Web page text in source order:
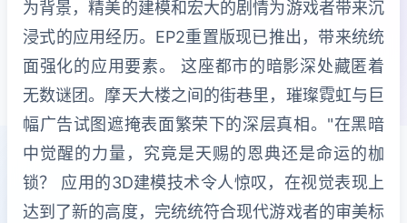
为背景，精美的建模和宏大的剧情为游戏者带来沉
浸式的应用经历。EP2重置版现已推出，带来统统
面强化的应用要素。 这座都市的暗影深处藏匿着
无数谜团。摩天大楼之间的街巷里，璀璨霓虹与巨
幅广告试图遮掩表面繁荣下的深层真相。"在黑暗
中觉醒的力量，究竟是天赐的恩典还是命运的枷
锁？ 应用的3D建模技术令人惊叹，在视觉表现上
达到了新的高度，完统统符合现代游戏者的审美标